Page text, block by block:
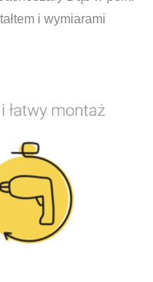
i wymiarami